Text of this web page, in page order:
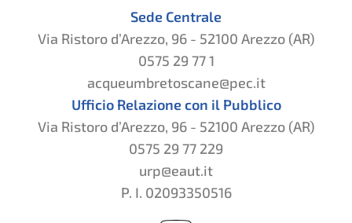
Sede Centrale
Via Ristoro d’Arezzo, 96 - 52100 Arezzo (AR)
0575 29 77 1
acqueumbretoscane@pec.it
Ufficio Relazione con il Pubblico
Via Ristoro d’Arezzo, 96 - 52100 Arezzo (AR)
0575 29 77 229
urp@eaut.it
P. I. 02093350516